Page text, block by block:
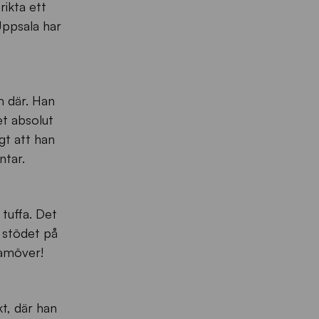
ett
har
där. Han
absolut
att han
tuffa. Det
på
där han